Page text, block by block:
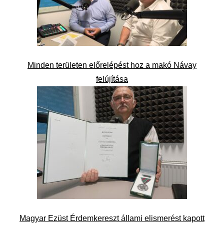
Minden területen előrelépést hoz a makó Návay
felújítása
Magyar Ezüst Érdemkereszt állami elismerést kapott